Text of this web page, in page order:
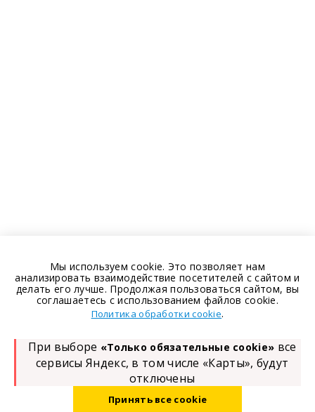
Мы используем cookie. Это позволяет нам
анализировать взаимодействие посетителей с сайтом и
делать его лучше. Продолжая пользоваться сайтом, вы
соглашаетесь с использованием файлов cookie.
Политика обработки cookie.
При выборе «Только обязательные cookie» все
сервисы Яндекс, в том числе «Карты», будут
отключены
Принять все cookie